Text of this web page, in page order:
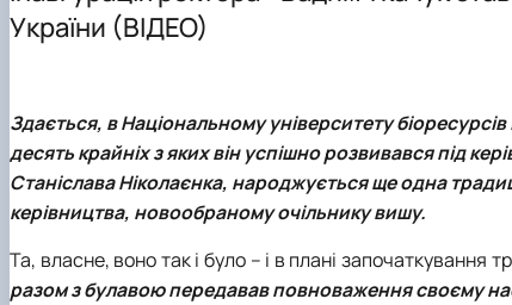
Почесні члени кафедри
Галерея кафедри
Про нас говорять та пишуть
Навчальні лабораторії
Навчальна література
Студентські наукові гуртки
ННВЛ «Центр біоморфологічних технологій»
України (ВІДЕО)
Здається, в Національному університету
десять крайніх з яких він успішно розвивався під
Станіслава Ніколаєнка, народжується ще одна
керівництва, новообраному очільнику вишу.
Та, власне, воно так і було – і в плані започаткування
разом з булавою передавав повноваження своєму